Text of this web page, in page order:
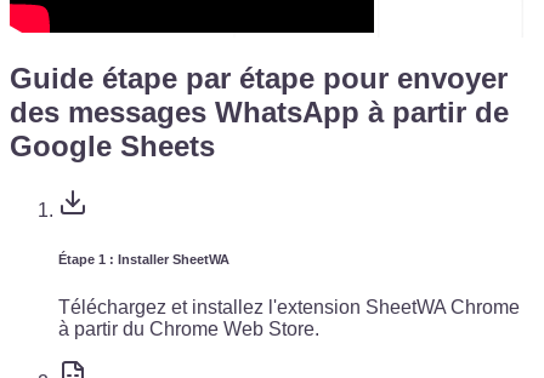
Guide étape par étape pour envoyer
des messages WhatsApp à partir de
Google Sheets
Étape 1 : Installer SheetWA
Téléchargez et installez l'extension SheetWA Chrome
à partir du Chrome Web Store.